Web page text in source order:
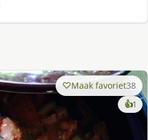
Maak favoriet38
👍1